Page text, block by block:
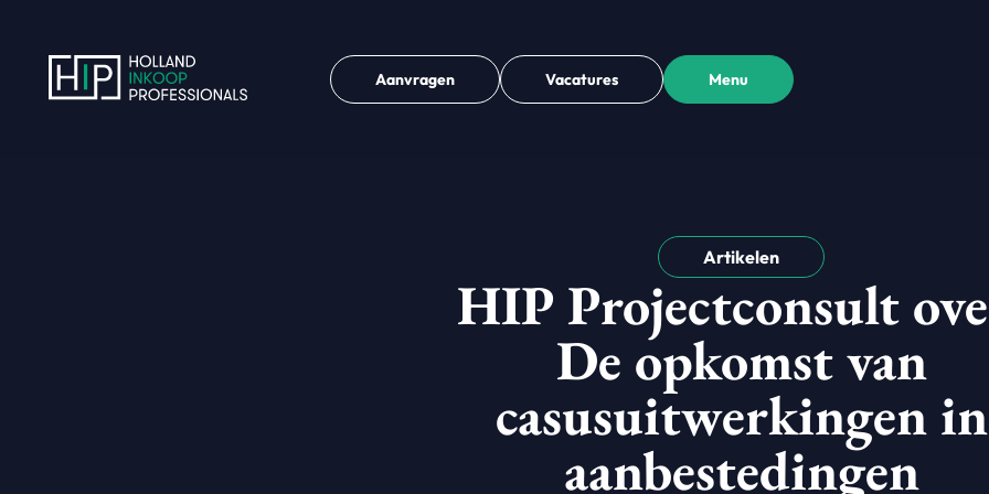
Aanvragen Vacatures Menu
Artikelen
HIP Projectconsult
De opkomst van
casusuitwerkingen in
aanbestedingen